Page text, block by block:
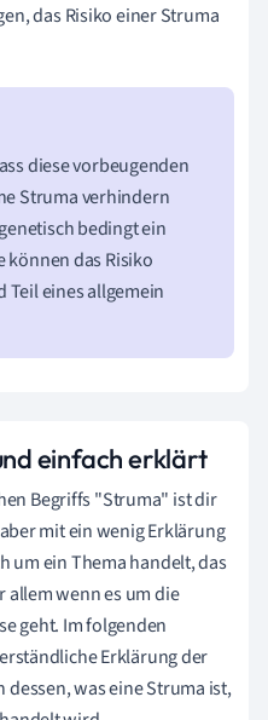
das Risiko einer Struma
diese vorbeugenden
Struma verhindern
bedingt ein
können das Risiko
eines allgemein
einfach erklärt
Begriffs "Struma" ist dir
mit ein wenig Erklärung
um ein Thema handelt, das
allem wenn es um die
geht. Im folgenden
Erklärung der
was eine Struma ist,